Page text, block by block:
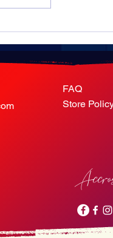
: 1,5 million de
FAQ
Store